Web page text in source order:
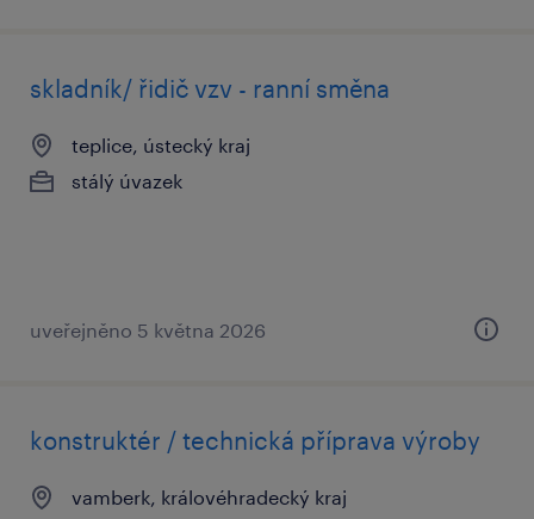
skladník/ řidič vzv - ranní směna
teplice, ústecký kraj
stálý úvazek
uveřejněno 5 května 2026
konstruktér / technická příprava výroby
vamberk, královéhradecký kraj